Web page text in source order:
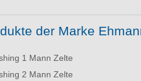
der Marke
1 Mann Zelte
2 Mann Zelte